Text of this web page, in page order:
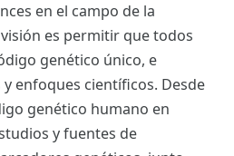
en el campo de la
es permitir que todos
genético único, e
enfoques científicos. Desde
genético humano en
y fuentes de